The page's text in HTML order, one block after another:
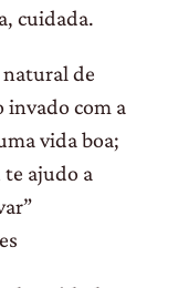
cuidada.
natural de
invado com a
vida boa;
te ajudo a